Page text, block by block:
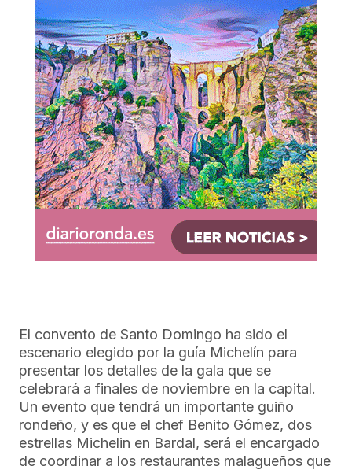
El convento de Santo Domingo ha sido el
escenario elegido por la guía Michelín para
presentar los detalles de la gala que se
celebrará a finales de noviembre en la capital.
Un evento que tendrá un importante guiño
rondeño, y es que el chef Benito Gómez, dos
estrellas Michelin en Bardal, será el encargado
de coordinar a los restaurantes malagueños que